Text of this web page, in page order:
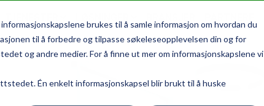
brukes til å samle informasjon om hvordan du
til å forbedre og tilpasse søkeleseopplevelsen din og for
og andre medier. For å finne ut mer om informasjonskapslene vi
Én enkelt informasjonskapsel blir brukt til å huske